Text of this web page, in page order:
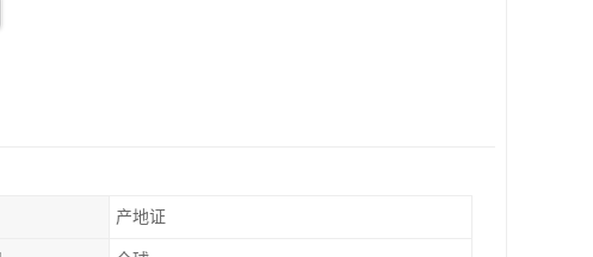
产地证